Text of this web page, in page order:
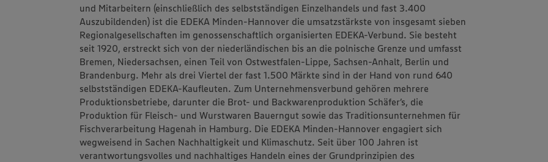
und Mitarbeitern (einschließlich des selbstständigen Einzelhandels und fast 3.400
Auszubildenden) ist die EDEKA Minden-Hannover die umsatzstärkste von insgesamt sieben
Regionalgesellschaften im genossenschaftlich organisierten EDEKA-Verbund. Sie besteht
seit 1920, erstreckt sich von der niederländischen bis an die polnische Grenze und umfasst
Bremen, Niedersachsen, einen Teil von Ostwestfalen-Lippe, Sachsen-Anhalt, Berlin und
Brandenburg. Mehr als drei Viertel der fast 1.500 Märkte sind in der Hand von rund 640
selbstständigen EDEKA-Kaufleuten. Zum Unternehmensverbund gehören mehrere
Produktionsbetriebe, darunter die Brot- und Backwarenproduktion Schäfer’s, die
Produktion für Fleisch- und Wurstwaren Bauerngut sowie das Traditionsunternehmen für
Fischverarbeitung Hagenah in Hamburg. Die EDEKA Minden-Hannover engagiert sich
wegweisend in Sachen Nachhaltigkeit und Klimaschutz. Seit über 100 Jahren ist
verantwortungsvolles und nachhaltiges Handeln eines der Grundprinzipien des